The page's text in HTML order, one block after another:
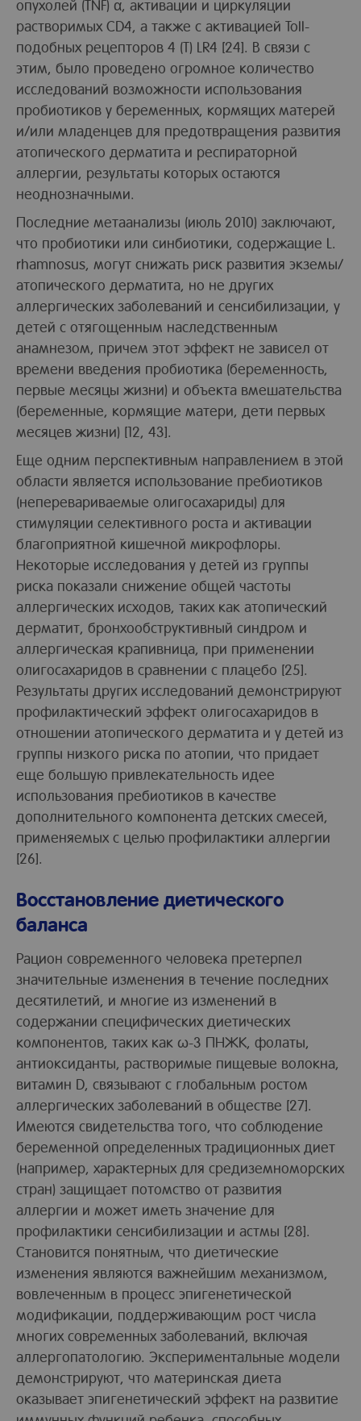
опухолей (TNF) α, активации и циркуляции
растворимых CD4, а также с активацией Toll-
подобных рецепторов 4 (T) LR4 [24]. В связи с
этим, было проведено огромное количество
исследований возможности использования
пробиотиков у беременных, кормящих матерей
и/или младенцев для предотвращения развития
атопического дерматита и респираторной
аллергии, результаты которых остаются
неоднозначными.
Последние метаанализы (июль 2010) заключают,
что пробиотики или синбиотики, содержащие L.
rhamnosus, могут снижать риск развития экземы/
атопического дерматита, но не других
аллергических заболеваний и сенсибилизации, у
детей с отягощенным наследственным
анамнезом, причем этот эффект не зависел от
времени введения пробиотика (беременность,
первые месяцы жизни) и объекта вмешательства
(беременные, кормящие матери, дети первых
месяцев жизни) [12, 43].
Еще одним перспективным направлением в этой
области является использование пребиотиков
(неперевариваемые олигосахариды) для
стимуляции селективного роста и активации
благоприятной кишечной микрофлоры.
Некоторые исследования у детей из группы
риска показали снижение общей частоты
аллергических исходов, таких как атопический
дерматит, бронхообструктивный синдром и
аллергическая крапивница, при применении
олигосахаридов в сравнении с плацебо [25].
Результаты других исследований демонстрируют
профилактический эффект олигосахаридов в
отношении атопического дерматита и у детей из
группы низкого риска по атопии, что придает
еще большую привлекательность идее
использования пребиотиков в качестве
дополнительного компонента детских смесей,
применяемых с целью профилактики аллергии
[26].
Восстановление диетического
баланса
Рацион современного человека претерпел
значительные изменения в течение последних
десятилетий, и многие из изменений в
содержании специфических диетических
компонентов, таких как ω-3 ПНЖК, фолаты,
антиоксиданты, растворимые пищевые волокна,
витамин D, связывают с глобальным ростом
аллергических заболеваний в обществе [27].
Имеются свидетельства того, что соблюдение
беременной определенных традиционных диет
(например, характерных для средиземноморских
стран) защищает потомство от развития
аллергии и может иметь значение для
профилактики сенсибилизации и астмы [28].
Становится понятным, что диетические
изменения являются важнейшим механизмом,
вовлеченным в процесс эпигенетической
модификации, поддерживающим рост числа
многих современных заболеваний, включая
аллергопатологию. Экспериментальные модели
демонстрируют, что материнская диета
оказывает эпигенетический эффект на развитие